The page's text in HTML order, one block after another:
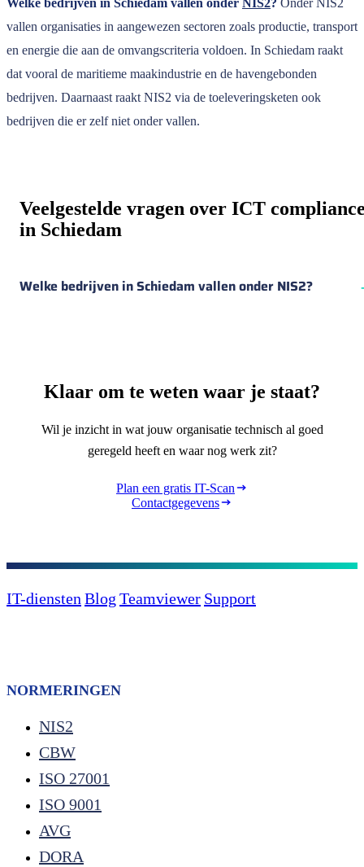
Welke bedrijven in Schiedam vallen onder NIS2? Onder NIS2
vallen organisaties in aangewezen sectoren zoals productie, transport
en energie die aan de omvangscriteria voldoen. In Schiedam raakt
dat vooral de maritieme maakindustrie en de havengebonden
bedrijven. Daarnaast raakt NIS2 via de toeleveringsketen ook
bedrijven die er zelf niet onder vallen.
Veelgestelde vragen over ICT
in Schiedam
Welke bedrijven in Schiedam vallen onder NIS2?
Klaar om te weten waar je staat?
Wil je inzicht in wat jouw organisatie technisch al goed
geregeld heeft en waar nog werk zit?
Plan een gratis IT-Scan
Contactgegevens
IT-diensten Blog Teamviewer Support
NORMERINGEN
NIS2
CBW
ISO 27001
ISO 9001
AVG
DORA